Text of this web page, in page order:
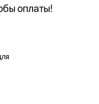
оплаты!